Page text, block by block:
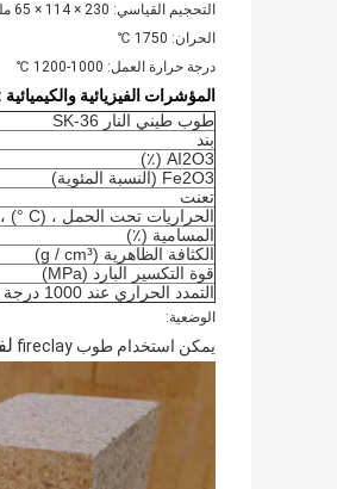
التحجيم القياسي: 230 × 114 × 65 ملم وحجم مخصص آخر
الحران: 1750 ℃
درجة حرارة العمل: 1000-1200 ℃
المؤشرات الفيزيائية والكيميائية :
طوب طيني النار SK-36
بند
AI2O3 (٪)
Fe2O3 (النسبة المئوية)
تعنت
الحراريات تحت الحمل ، 0.2MPa ، Ta ، (° C)
المسامية (٪)
الكثافة الظاهرية (g / cm³)
قوة التكسير البارد (MPa)
التمدد الحراري عند 1000 درجة مئوية (٪)
الوضعية:
يمكن استخدام طوب fireclay